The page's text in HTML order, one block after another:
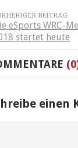
BEITRAG
eSports WRC-
startet heute
einen